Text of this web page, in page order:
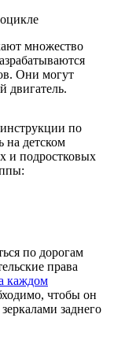
множество
Они могут
двигатель.
по
на детском
и подростковых
по дорогам
права
каждом
чтобы он
заднего